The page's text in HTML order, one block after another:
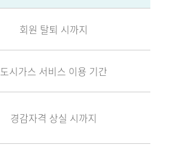
회원 탈퇴 시까지
도시가스 서비스 이용 기간
경감자격 상실 시까지